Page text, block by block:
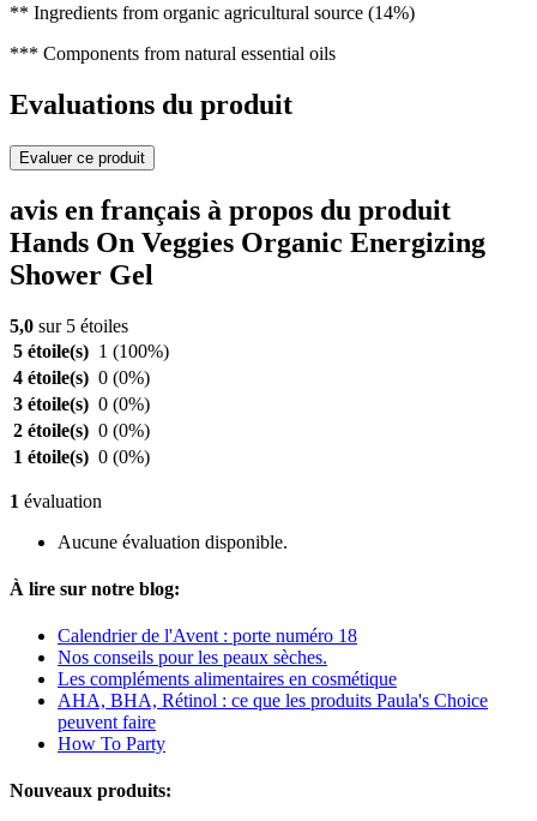
** Ingredients from organic agricultural source (14%)
*** Components from natural essential oils
Evaluations du produit
Evaluer ce produit
avis en français à propos du produit
Hands On Veggies Organic Energizing
Shower Gel
5,0 sur 5 étoiles
5 étoile(s) 1 (100%)
4 étoile(s) 0 (0%)
3 étoile(s) 0 (0%)
2 étoile(s) 0 (0%)
1 étoile(s) 0 (0%)
1 évaluation
Aucune évaluation disponible.
À lire sur notre blog:
Calendrier de l'Avent : porte numéro 18
Nos conseils pour les peaux sèches.
Les compléments alimentaires en cosmétique
AHA, BHA, Rétinol : ce que les produits Paula's Choice
peuvent faire
How To Party
Nouveaux produits: